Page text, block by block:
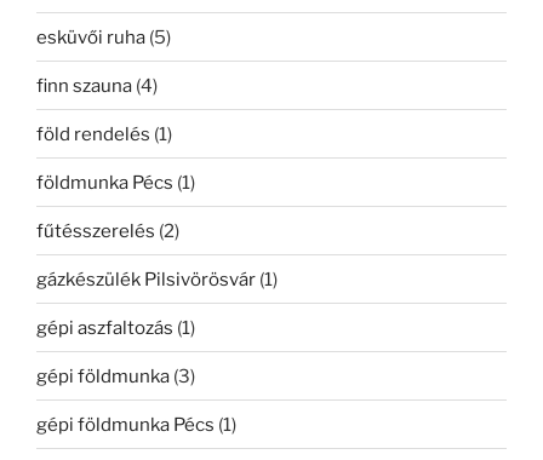
esküvői ruha (5)
finn szauna (4)
föld rendelés (1)
földmunka Pécs (1)
fűtésszerelés (2)
gázkészülék Pilsivörösvár (1)
gépi aszfaltozás (1)
gépi földmunka (3)
gépi földmunka Pécs (1)